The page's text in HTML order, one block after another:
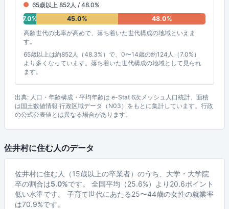
65歳以上 852人 / 48.0%
7.0%
45.0%
48.0%
高齢世代の比率が高めで、落ち着いた世代構成の地域といえま
す。
65歳以上は約852人（48.3%）で、0〜14歳の約124人（7.0%）
より多くなっています。落ち着いた世代構成の地域として見られ
ます。
出典: 人口・年齢構成・平均年齢は e-Stat 6次メッシュ人口統計、面積
は国土数値情報 行政区域データ（N03）をもとに集計しています。行政
の公式公表値とは異なる場合があります。
佐井村に住む人のデータ
佐井村に住む人（15歳以上の卒業者）のうち、大学・大学院
卒の割合は5.0%です。 全国平均（25.6%）より20.6ポイント
低い水準です。 子育て世代にあたる25〜44歳の女性の就業率
は70.9%です。